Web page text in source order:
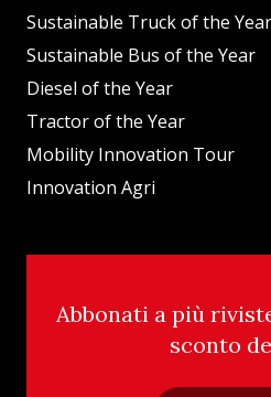
Sustainable Truck of the Year
Sustainable Bus of the Year
Diesel of the Year
Tractor of the Year
Mobility Innovation Tour
Innovation Agri
Abbonati a più
sconto